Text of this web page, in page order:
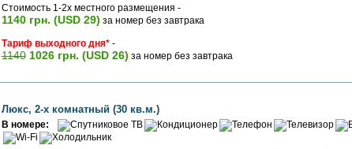
Стоимость 1-2х местного размещения -
1140 грн. (USD 29) за номер без завтрака
Тариф выходного дня*-
1140 1026 грн. (USD 26) за номер без завтрака
Люкс, 2-х комнатный (30 кв.м.)
В номере: